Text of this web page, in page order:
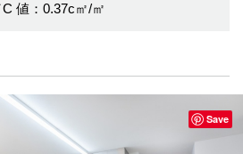
値：0.37c㎡/㎡
Save